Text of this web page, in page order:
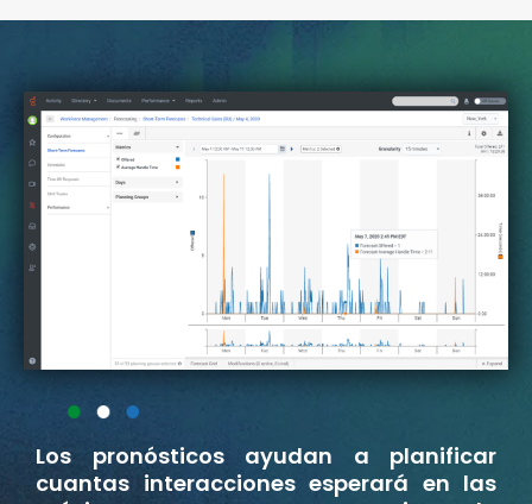
Los pronósticos ayudan a planificar
cuantas interacciones esperará en las